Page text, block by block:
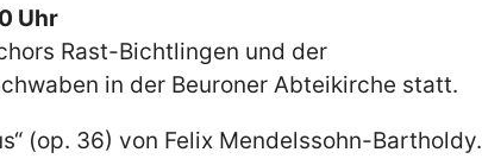
Uhr
Rast-Bichtlingen und der
in der Beuroner Abteikirche statt.
(op. 36) von Felix Mendelssohn-Bartholdy.